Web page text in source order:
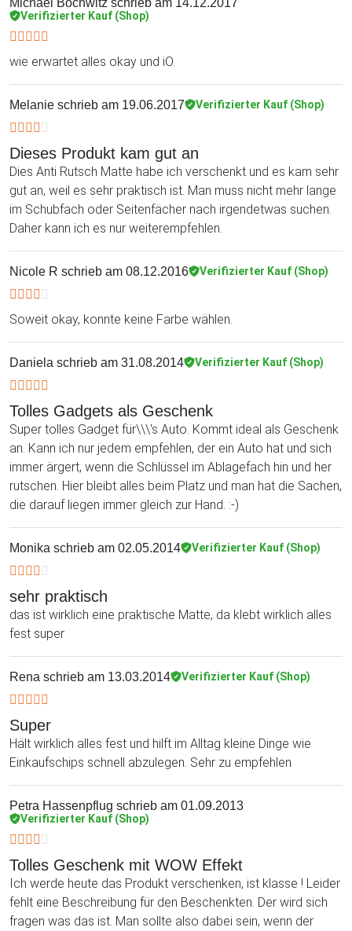
Verifizierter Kauf (Shop)
wie erwartet alles okay und iO.
Melanie schrieb am 19.06.2017 Verifizierter Kauf (Shop)
Dieses Produkt kam gut an
Dies Anti Rutsch Matte habe ich verschenkt und es kam sehr
gut an, weil es sehr praktisch ist. Man muss nicht mehr lange
im Schubfach oder Seitenfächer nach irgendetwas suchen.
Daher kann ich es nur weiterempfehlen.
Nicole R schrieb am 08.12.2016 Verifizierter Kauf (Shop)
Soweit okay, konnte keine Farbe wählen.
Daniela schrieb am 31.08.2014 Verifizierter Kauf (Shop)
Tolles Gadgets als Geschenk
Super tolles Gadget für\\\'s Auto. Kommt ideal als Geschenk
an. Kann ich nur jedem empfehlen, der ein Auto hat und sich
immer ärgert, wenn die Schlüssel im Ablagefach hin und her
rutschen. Hier bleibt alles beim Platz und man hat die Sachen,
die darauf liegen immer gleich zur Hand. :-)
Monika schrieb am 02.05.2014 Verifizierter Kauf (Shop)
sehr praktisch
das ist wirklich eine praktische Matte, da klebt wirklich alles
fest super
Rena schrieb am 13.03.2014 Verifizierter Kauf (Shop)
Super
Hält wirklich alles fest und hilft im Alltag kleine Dinge wie
Einkaufschips schnell abzulegen. Sehr zu empfehlen
Petra Hassenpflug schrieb am 01.09.2013
Verifizierter Kauf (Shop)
Tolles Geschenk mit WOW Effekt
Ich werde heute das Produkt verschenken, ist klasse ! Leider
fehlt eine Beschreibung für den Beschenkten. Der wird sich
fragen was das ist. Man sollte also dabei sein, wenn der